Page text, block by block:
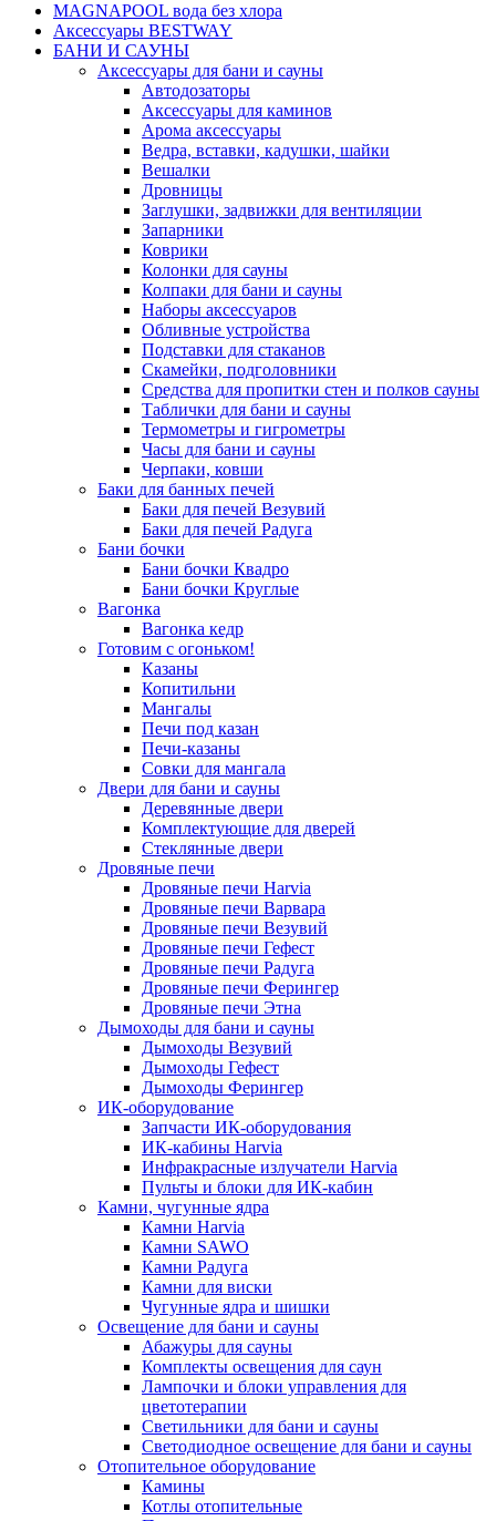
MAGNAPOOL вода без хлора
Аксессуары BESTWAY
БАНИ И САУНЫ
Аксессуары для бани и сауны
Автодозаторы
Аксессуары для каминов
Арома аксессуары
Ведра, вставки, кадушки, шайки
Вешалки
Дровницы
Заглушки, задвижки для вентиляции
Запарники
Коврики
Колонки для сауны
Колпаки для бани и сауны
Наборы аксессуаров
Обливные устройства
Подставки для стаканов
Скамейки, подголовники
Средства для пропитки стен и полков сауны
Таблички для бани и сауны
Термометры и гигрометры
Часы для бани и сауны
Черпаки, ковши
Баки для банных печей
Баки для печей Везувий
Баки для печей Радуга
Бани бочки
Бани бочки Квадро
Бани бочки Круглые
Вагонка
Вагонка кедр
Готовим с огоньком!
Казаны
Копитильни
Мангалы
Печи под казан
Печи-казаны
Совки для мангала
Двери для бани и сауны
Деревянные двери
Комплектующие для дверей
Стеклянные двери
Дровяные печи
Дровяные печи Harvia
Дровяные печи Варвара
Дровяные печи Везувий
Дровяные печи Гефест
Дровяные печи Радуга
Дровяные печи Ферингер
Дровяные печи Этна
Дымоходы для бани и сауны
Дымоходы Везувий
Дымоходы Гефест
Дымоходы Ферингер
ИК-оборудование
Запчасти ИК-оборудования
ИК-кабины Harvia
Инфракрасные излучатели Harvia
Пульты и блоки для ИК-кабин
Камни, чугунные ядра
Камни Harvia
Камни SAWO
Камни Радуга
Камни для виски
Чугунные ядра и шишки
Освещение для бани и сауны
Абажуры для сауны
Комплекты освещения для саун
Лампочки и блоки управления для
цветотерапии
Светильники для бани и сауны
Светодиодное освещение для бани и сауны
Отопительное оборудование
Камины
Котлы отопительные